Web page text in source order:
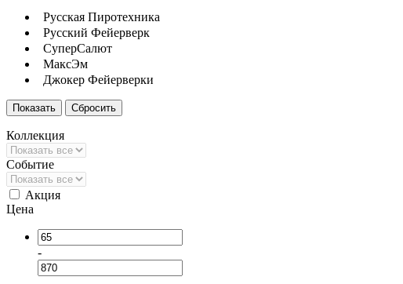
Русская Пиротехника
Русский Фейерверк
СуперСалют
МаксЭм
Джокер Фейерверки
Коллекция
Событие
Акция
Цена
-